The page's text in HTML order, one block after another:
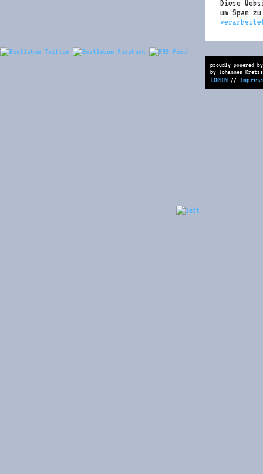
Diese
um Spam
proudly powered
by Johannes
LOGIN //